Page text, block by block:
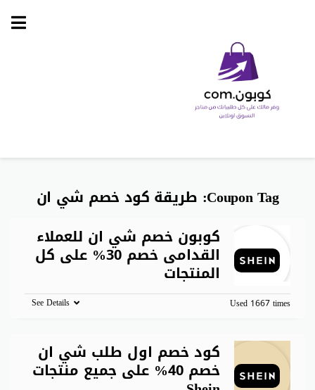
Skip
Coupon Tag: طريقة كود خصم شي ان
كوبون خصم شي ان للعملاء
القدامى خصم 30% على كل
المنتجات
Used 1667 times
See Details
كود خصم اول طلب شي ان
خصم 40% على جميع منتجات